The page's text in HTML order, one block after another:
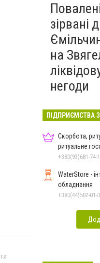
зірвані
на
негоди
ПІДПРИЄМСТВА
Скорбота,
ритуальне
+380(93)681-74-
WaterStore -
обладнання